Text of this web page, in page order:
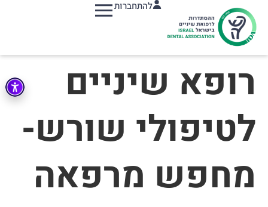
להתחברות
רופא שיניים
לטיפולי שורש-
מחפש מרפאה